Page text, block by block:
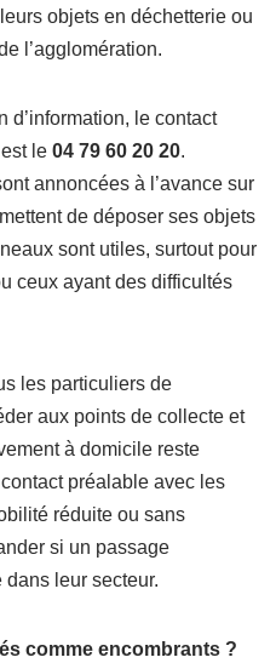
objets en déchetterie ou
l’agglomération.
d’information, le contact
le 04 79 60 20 20.
annoncées à l’avance sur
de déposer ses objets
sont utiles, surtout pour
ceux ayant des difficultés
les particuliers de
aux points de collecte et
à domicile reste
préalable avec les
réduite ou sans
si un passage
leur secteur.
comme encombrants ?